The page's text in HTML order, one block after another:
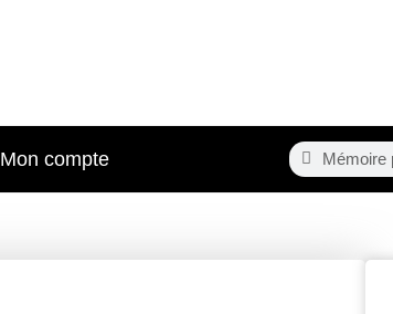
Mon compte Search
Search